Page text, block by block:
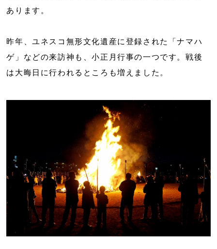
あります。
昨年、ユネスコ無形文化遺産に登録された「ナマハ
ゲ」などの来訪神も、小正月行事の一つです。戦後
は大晦日に行われるところも増えました。